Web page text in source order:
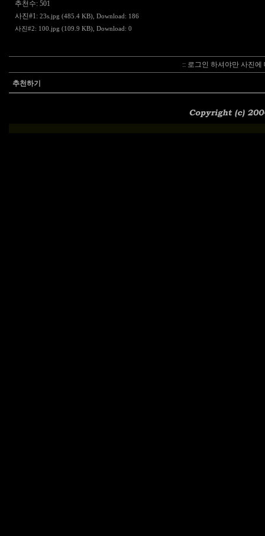
추천수: 501
사진#1: 23s.jpg (485.4 KB) , Download: 186
사진#2: 100.jpg (109.9 KB) , Download: 0
:: 로그인 하셔야만 사진
추천하기